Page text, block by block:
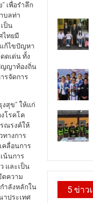
เพื่อรำลึก
บลท่า
ป็น
ไทยมี
ก้ไขปัญหา
ดเด่น ทั้ง
ญญาท้องถิ่น
รจัดการ
สุข” ให้แก่
โรคโค
ณรงค์ให้
างการ
คลื่อนการ
น้นการ
และเป็น
ดความ
ำลังหลักใน
ประเทศ
5 ข่าว